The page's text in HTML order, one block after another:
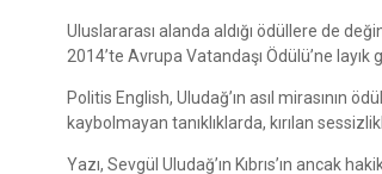
Uluslararası alanda aldığı ödüllere de
2014’te Avrupa Vatandaşı Ödülü’ne
Politis English, Uludağ’ın asıl mirasının
kaybolmayan tanıklıklarda, kırılan
Yazı, Sevgül Uludağ’ın Kıbrıs’ın ancak